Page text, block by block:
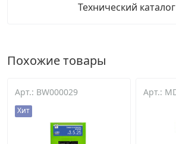
Технический каталог
Похожие товары
Арт.: BW000029
Хит
Арт.: